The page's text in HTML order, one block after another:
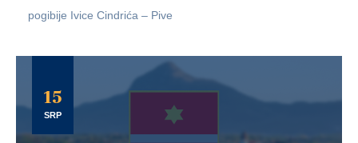
pogibije Ivice Cindrića – Pive
15
SRP